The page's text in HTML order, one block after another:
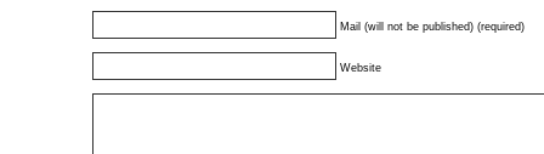
Mail (will not be published) (required)
Website